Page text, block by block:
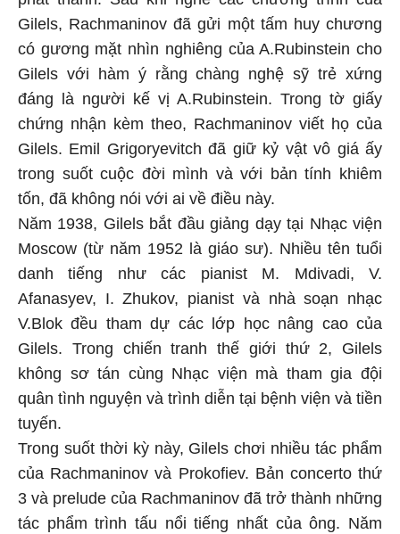
Gilels, Rachmaninov đã gửi một tấm huy chương
có gương mặt nhìn nghiêng của A.Rubinstein cho
Gilels với hàm ý rằng chàng nghệ sỹ trẻ xứng
đáng là người kế vị A.Rubinstein. Trong tờ giấy
chứng nhận kèm theo, Rachmaninov viết họ của
Gilels. Emil Grigoryevitch đã giữ kỷ vật vô giá ấy
trong suốt cuộc đời mình và với bản tính khiêm
tốn, đã không nói với ai về điều này.
Năm 1938, Gilels bắt đầu giảng dạy tại Nhạc viện
Moscow (từ năm 1952 là giáo sư). Nhiều tên tuổi
danh tiếng như các pianist M. Mdivadi, V.
Afanasyev, I. Zhukov, pianist và nhà soạn nhạc
V.Blok đều tham dự các lớp học nâng cao của
Gilels. Trong chiến tranh thế giới thứ 2, Gilels
không sơ tán cùng Nhạc viện mà tham gia đội
quân tình nguyện và trình diễn tại bệnh viện và tiền
tuyến.
Trong suốt thời kỳ này, Gilels chơi nhiều tác phẩm
của Rachmaninov và Prokofiev. Bản concerto thứ
3 và prelude của Rachmaninov đã trở thành những
tác phẩm trình tấu nổi tiếng nhất của ông. Năm